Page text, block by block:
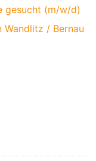
gesucht (m/w/d)
/ Bernau